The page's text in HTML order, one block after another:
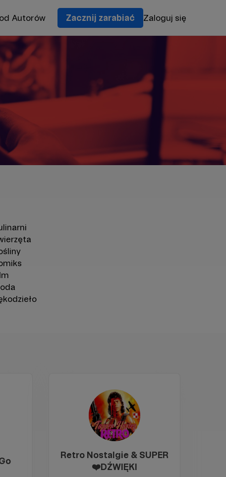
Autorów Zacznij zarabiać Zaloguj się
Retro Nostalgie & SUPER
❤️DŹWIĘKI